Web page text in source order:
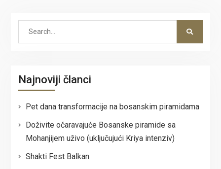
Najnoviji članci
Pet dana transformacije na bosanskim piramidama
Doživite očaravajuće Bosanske piramide sa
Mohanjijem uživo (uključujući Kriya intenziv)
Shakti Fest Balkan